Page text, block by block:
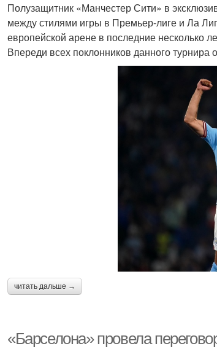
Полузащитник «Манчестер Сити» в
между стилями игры в Премьер-лиге и Ла
европейской арене в последние несколько
Впереди всех поклонников данного
читать дальше →
«Барселона» провела